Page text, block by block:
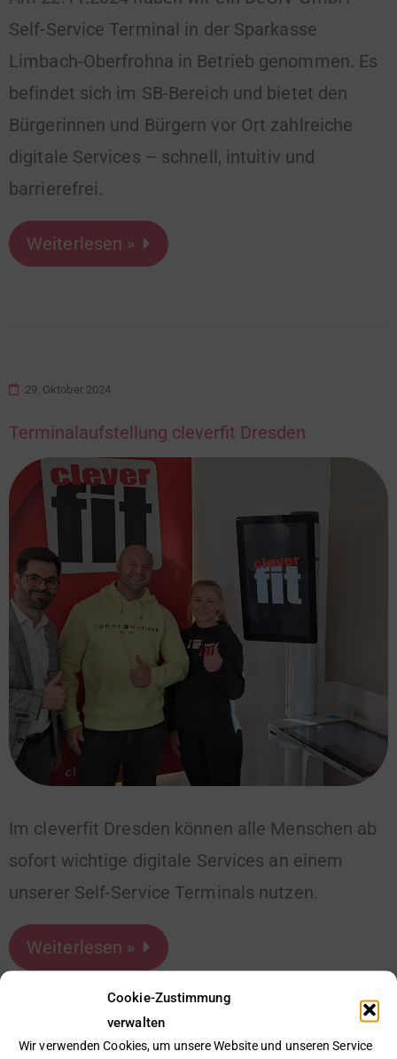
Cookie-Zustimmung
verwalten
Wir verwenden Cookies, um unsere Website und unseren Service
Self-Service Terminal in der Sparkasse
Limbach-Oberfrohna in Betrieb genommen. Es
befindet sich im SB-Bereich und bietet den
Bürgerinnen und Bürgern vor Ort zahlreiche
digitale Services – schnell, intuitiv und
barrierefrei.
Weiterlesen »
29. Oktober 2024
Terminalaufstellung cleverfit Dresden
Im cleverfit Dresden können alle Menschen ab
sofort wichtige digitale Services an einem
unserer Self-Service Terminals nutzen.
Weiterlesen »